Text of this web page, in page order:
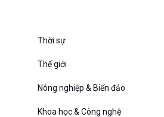
Thời sự
Thế giới
Nông nghiệp & Biển đảo
Khoa học & Công nghệ